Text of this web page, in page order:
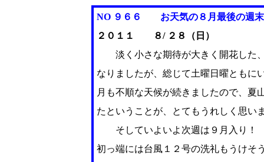
NO ９６６ お天気の８月最後の週末
２０１１ ８/ ２８（日）
淡く小さな期待が大きく開花した、
なりましたが、総じて土曜日曜ともに
月も不順な天候が続きましたので、夏
たということが、とてもうれしく思い
そしていよいよ次週は９月入り！
初っ端には台風１２号の洗礼もうけそ